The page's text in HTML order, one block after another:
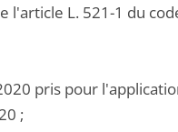
l'article L. 521-1 du
pris pour
;